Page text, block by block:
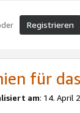
Registrieren
für
am: 14. April